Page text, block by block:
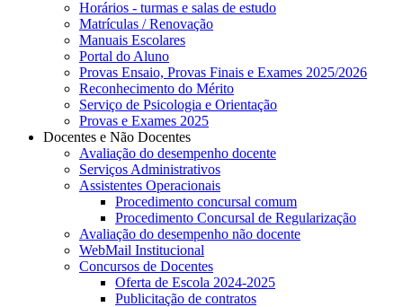
Horários - turmas e salas de estudo
Matrículas / Renovação
Manuais Escolares
Portal do Aluno
Provas Ensaio, Provas Finais e Exames 2025/2026
Reconhecimento do Mérito
Serviço de Psicologia e Orientação
Provas e Exames 2025
Docentes e Não Docentes
Avaliação do desempenho docente
Serviços Administrativos
Assistentes Operacionais
Procedimento concursal comum
Procedimento Concursal de Regularização
Avaliação do desempenho não docente
WebMail Institucional
Concursos de Docentes
Oferta de Escola 2024-2025
Publicitação de contratos